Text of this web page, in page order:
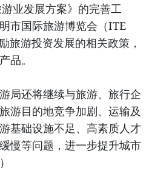
业发展方案》的完善工
市国际旅游博览会（ITE
旅游投资发展的相关政策，
品。
局还将继续与旅游、旅行企
游目的地竞争加剧、运输及
基础设施不足、高素质人才
慢等问题，进一步提升城市